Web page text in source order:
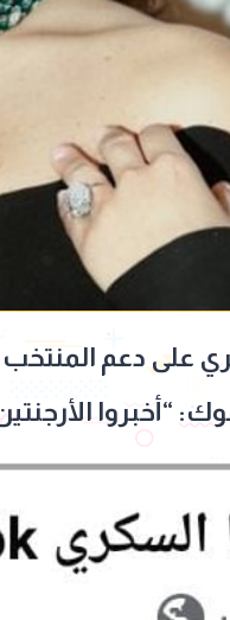
على دعم
“أخبروا